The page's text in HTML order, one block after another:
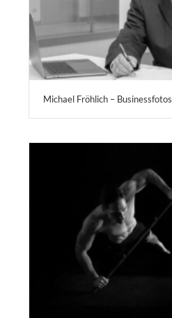
Michael Fröhlich – Businessfotos